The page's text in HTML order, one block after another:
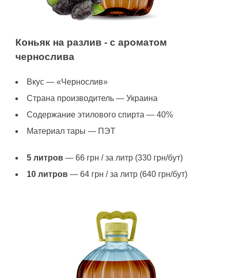
Коньяк на разлив - с ароматом
чернослива
Вкус — «Чернослив»
Страна производитель — Украина
Содержание этилового спирта — 40%
Материал тары — ПЭТ
5 литров — 66 грн / за литр (330 грн/бут)
10 литров — 64 грн / за литр (640 грн/бут)